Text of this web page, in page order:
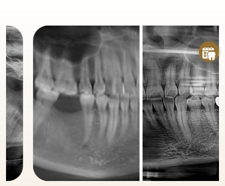
Đức tập trung vào các
phương pháp điều trị
dựa trên khoa học và
thực tiễn, đảm bảo
răng vững chắc, thẩm
mỹ và sử dụng lâu dài.